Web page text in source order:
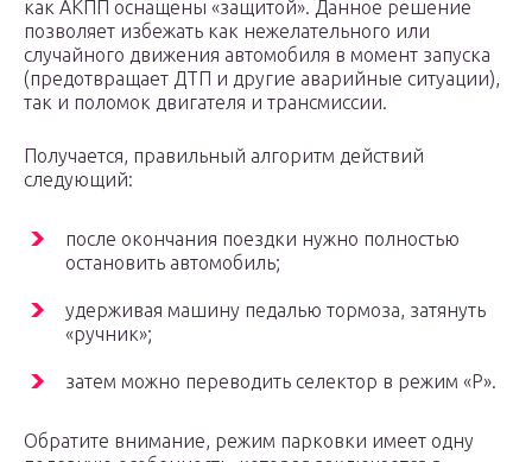
как АКПП оснащены «защитой». Данное решение
позволяет избежать как нежелательного или
случайного движения автомобиля в момент запуска
(предотвращает ДТП и другие аварийные ситуации),
так и поломок двигателя и трансмиссии.
Получается, правильный алгоритм действий
следующий:
после окончания поездки нужно полностью
остановить автомобиль;
удерживая машину педалью тормоза, затянуть
«ручник»;
затем можно переводить селектор в режим «P».
Обратите внимание, режим парковки имеет одну